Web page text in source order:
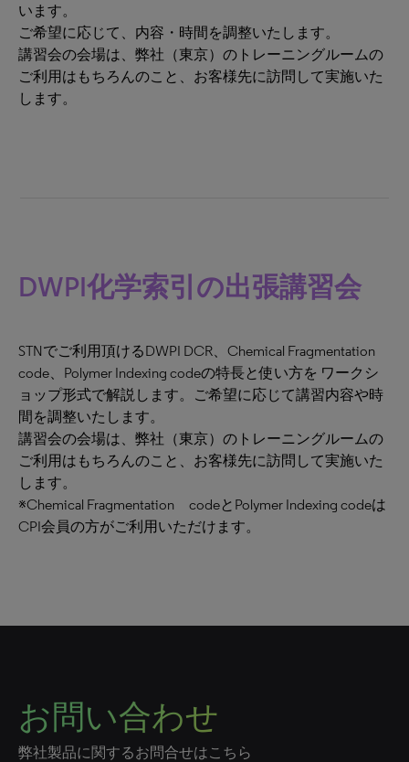
います。
ご希望に応じて、内容・時間を調整いたします。
講習会の会場は、弊社（東京）のトレーニングルームの
ご利用はもちろんのこと、お客様先に訪問して実施いた
します。
DWPI化学索引の出張講習会
STNでご利用頂けるDWPI DCR、Chemical Fragmentation
code、Polymer Indexing codeの特長と使い方を ワークシ
ョップ形式で解説します。ご希望に応じて講習内容や時
間を調整いたします。
講習会の会場は、弊社（東京）のトレーニングルームの
ご利用はもちろんのこと、お客様先に訪問して実施いた
します。
※Chemical Fragmentation codeとPolymer Indexing codeは
CPI会員の方がご利用いただけます。
お問い合わせ
弊社製品に関するお問合せはこちら